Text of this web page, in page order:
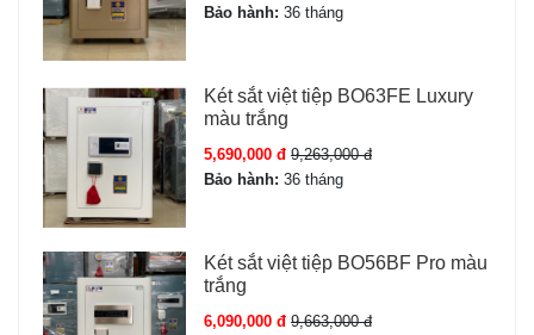
Ưu điểm Két sắt Bofa BOSHANG BS-
45BS3
Bảo hành: 36 tháng
Két sắt việt tiệp BO63FE Luxury
màu trắng
5,690,000 đ 9,263,000 đ
Bảo hành: 36 tháng
Két sắt việt tiệp BO56BF Pro màu
trắng
6,090,000 đ 9,663,000 đ